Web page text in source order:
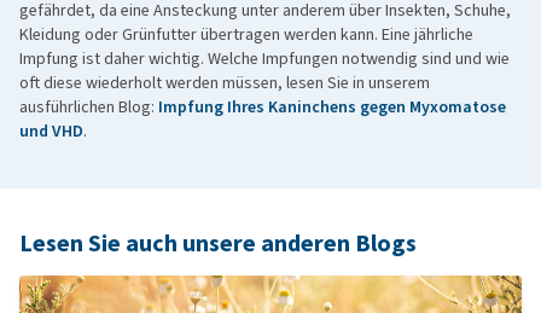
gefährdet, da eine Ansteckung unter anderem über Insekten, Schuhe,
Kleidung oder Grünfutter übertragen werden kann. Eine jährliche
Impfung ist daher wichtig. Welche Impfungen notwendig sind und wie
oft diese wiederholt werden müssen, lesen Sie in unserem
ausführlichen Blog: Impfung Ihres Kaninchens gegen Myxomatose
und VHD.
Lesen Sie auch unsere anderen Blogs